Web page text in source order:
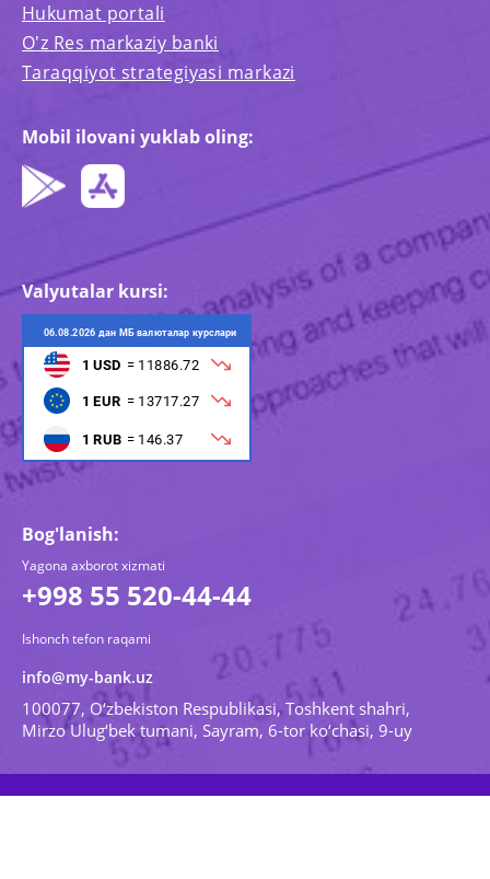
Hukumat portali
O'z Res markaziy banki
Taraqqiyot strategiyasi markazi
Mobil ilovani yuklab oling:
Valyutalar kursi:
Bog'lanish:
Yagona axborot xizmati
+998 55 520-44-44
Ishonch tefon raqami
info@my-bank.uz
100077, O‘zbekiston Respublikasi, Toshkent shahri,
Mirzo Ulug‘bek tumani, Sayram, 6-tor ko‘chasi, 9-uy